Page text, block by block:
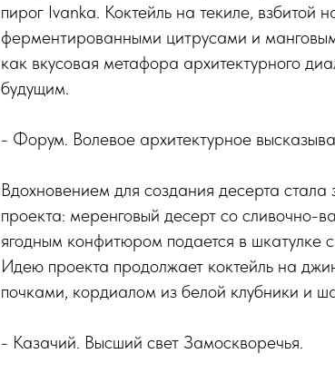
пирог Ivanka. Коктейль на текиле, взбитой
ферментированными цитрусами и
как вкусовая метафора архитектурного
будущим.
- Форум. Волевое архитектурное
Вдохновением для создания десерта стала
проекта: меренговый десерт со сливочно-
ягодным конфитюром подается в шкатулке
Идею проекта продолжает коктейль на
почками, кордиалом из белой клубники и
- Казачий. Высший свет Замоскворечья.